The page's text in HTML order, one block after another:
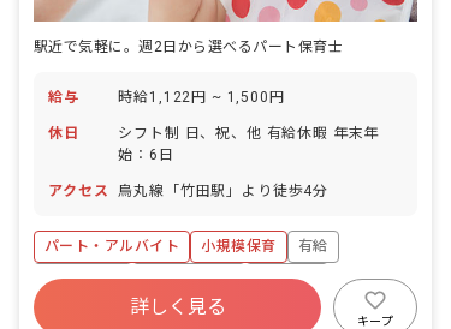
駅近で気軽に。週2日から選べるパート保育士
給与 時給1,122円 ~ 1,500円
休日
シフト制 日、祝、他 有給休暇 年末年
始：6日
アクセス 烏丸線「竹田駅」より徒歩4分
パート・アルバイト 小規模保育
有給
残業少なめ
昇給昇進あり
車通勤可
乳児保育のみ
未経験歓迎
詳しく見る
キープ